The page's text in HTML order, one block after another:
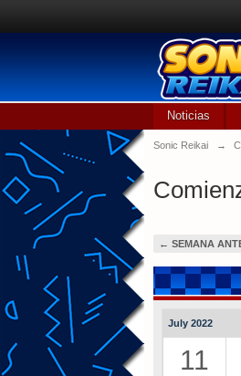
Noticias
Sonic Reikai →
← SEMANA
July 2022
11